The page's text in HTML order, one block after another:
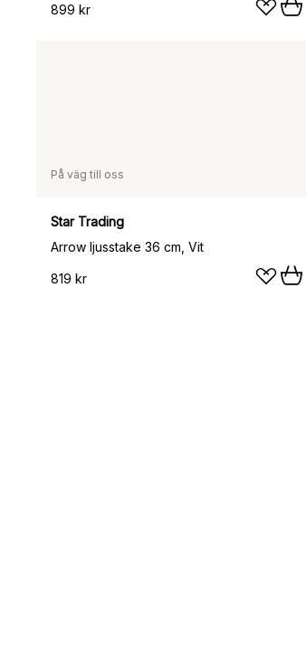
899 kr
På väg till oss
Star Trading
Arrow ljusstake 36 cm, Vit
819 kr